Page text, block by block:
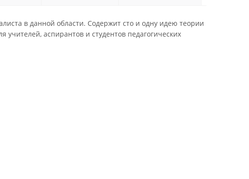
в данной области. Содержит сто и одну идею теории
аспирантов и студентов педагогических